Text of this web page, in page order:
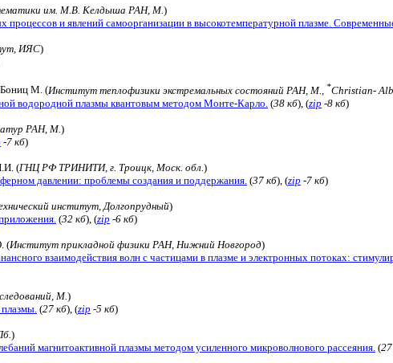
им. М.В. Келдыша РАН, М.)
процессов и явлений самоорганизации в высокотемпературной плазме.
ИЯС)
Бониц М. (Институт теплофизики экстремальных состояний РАН, М., *Christian-
водородной плазмы квантовым методом Монте-Карло. (38 кб), (zip -8 кб)
РАН, М.)
-7 кб)
(ГНЦ РФ ТРИНИТИ, г. Троицк, Моск. обл. )
давлении: проблемы создания и поддержания. (37 кб), (zip -7 кб)
институт, Долгопрудный)
(32 кб), (zip -6 кб)
(Институт прикладной физики РАН, Нижний Новгород)
взаимодействия волн с частицами в плазме и электронных потоках:
М.)
(27 кб), (zip -5 кб)
)
магнитоактивной плазмы методом усиленного микроволнового рассеяния. (